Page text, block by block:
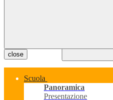
close
Scuola
Panoramica
Presentazione